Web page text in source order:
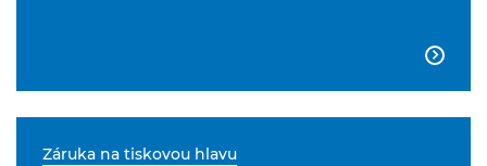

Záruka na tiskovou hlavu